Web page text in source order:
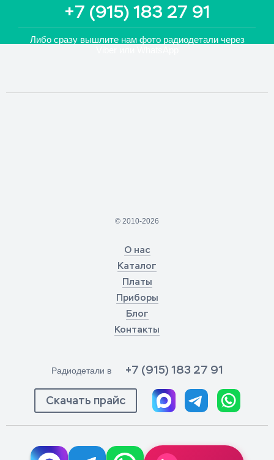
+7 (915) 183 27 91
Либо сразу вышлите нам фото радиодетали через
© 2010-2026
О нас
Каталог
Платы
Приборы
Блог
Контакты
Радиодетали в +7 (915) 183 27 91
Скачать прайс